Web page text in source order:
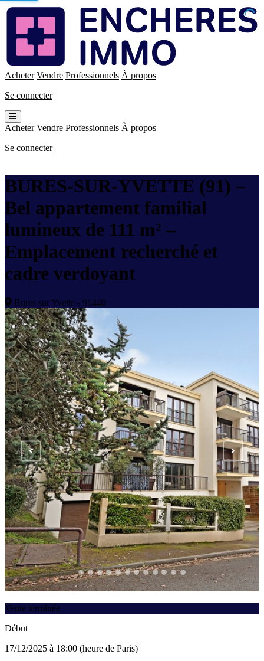
Enchères
Immo
Acheter Vendre Professionnels À propos
Se connecter
Ouvrir
le
menu
Acheter Vendre Professionnels À propos
Se connecter
BURES-SUR-YVETTE (91) –
Bel appartement familial
lumineux de 111 m² –
Emplacement recherché et
cadre verdoyant
Bures sur Yvette - 91440
Vente terminée
Début
17/12/2025 à 18:00 (heure de Paris)